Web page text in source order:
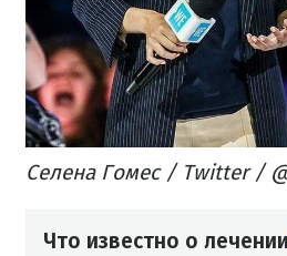
Селена Гомес / Twitter /
Что известно о лечении